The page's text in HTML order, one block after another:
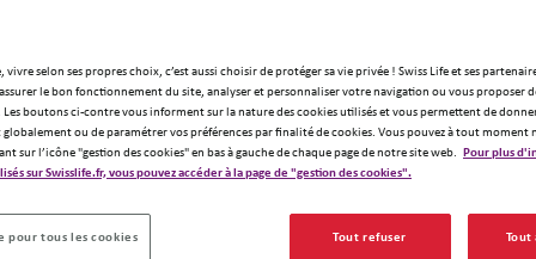
agences Swiss Life à Cournon-
6
vivre selon ses propres choix, c’est aussi choisir de protéger sa vie privée ! Swiss Life et ses
le bon fonctionnement du site, analyser et personnaliser votre navigation ou vous proposer
Les boutons ci-contre vous informent sur la nature des cookies utilisés et vous permettent de
ou de paramétrer vos préférences par finalité de cookies. Vous pouvez à tout moment
sur l’icône "gestion des cookies" en bas à gauche de chaque page de notre site web. Pour plus
sur Swisslife.fr, vous pouvez accéder à la page de "gestion des cookies".
pour tous les cookies Tout refuser